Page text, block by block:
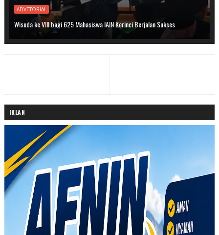
ADVETORIAL
Wisuda ke VIII bagi 625 Mahasiswa IAIN Kerinci Berjalan Sukses
IKLAN